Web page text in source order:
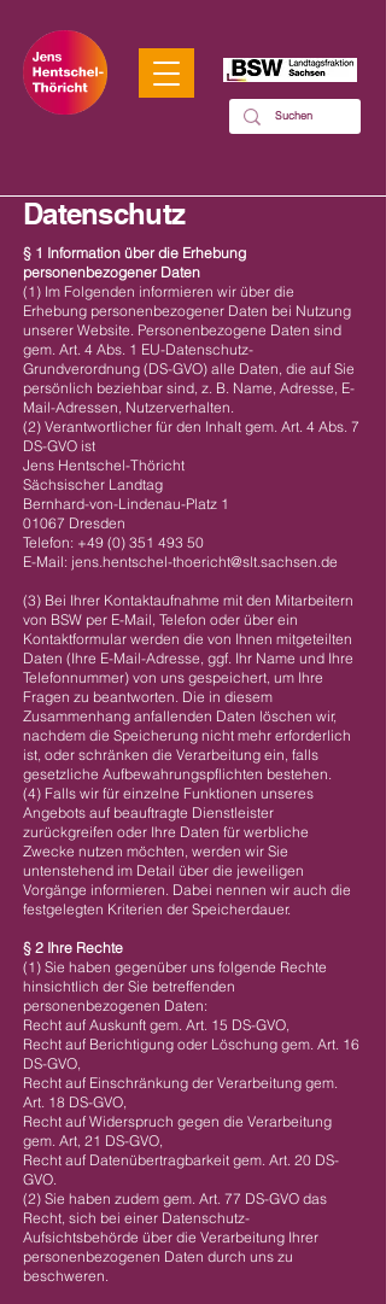
Datenschutz
§ 1 Information über die Erhebung
personenbezogener Daten
(1) Im Folgenden informieren wir über die
Erhebung personenbezogener Daten bei Nutzung
unserer Website. Personenbezogene Daten sind
gem. Art. 4 Abs. 1 EU-Datenschutz-
Grundverordnung (DS-GVO) alle Daten, die auf Sie
persönlich beziehbar sind, z. B. Name, Adresse, E-
Mail-Adressen, Nutzerverhalten.
(2) Verantwortlicher für den Inhalt gem. Art. 4 Abs. 7
DS-GVO ist
Jens Hentschel-Thöricht
Sächsischer Landtag
Bernhard-von-Lindenau-Platz 1
01067 Dresden
Telefon: +49 (0) 351 493 50
E-Mail: jens.hentschel-thoericht@slt.sachsen.de
(3) Bei Ihrer Kontaktaufnahme mit den Mitarbeitern
von BSW per E-Mail, Telefon oder über ein
Kontaktformular werden die von Ihnen mitgeteilten
Daten (Ihre E-Mail-Adresse, ggf. Ihr Name und Ihre
Telefonnummer) von uns gespeichert, um Ihre
Fragen zu beantworten. Die in diesem
Zusammenhang anfallenden Daten löschen wir,
nachdem die Speicherung nicht mehr erforderlich
ist, oder schränken die Verarbeitung ein, falls
gesetzliche Aufbewahrungspflichten bestehen.
(4) Falls wir für einzelne Funktionen unseres
Angebots auf beauftragte Dienstleister
zurückgreifen oder Ihre Daten für werbliche
Zwecke nutzen möchten, werden wir Sie
untenstehend im Detail über die jeweiligen
Vorgänge informieren. Dabei nennen wir auch die
festgelegten Kriterien der Speicherdauer.
§ 2 Ihre Rechte
(1) Sie haben gegenüber uns folgende Rechte
hinsichtlich der Sie betreffenden
personenbezogenen Daten:
Recht auf Auskunft gem. Art. 15 DS-GVO,
Recht auf Berichtigung oder Löschung gem. Art. 16
DS-GVO,
Recht auf Einschränkung der Verarbeitung gem.
Art. 18 DS-GVO,
Recht auf Widerspruch gegen die Verarbeitung
gem. Art, 21 DS-GVO,
Recht auf Datenübertragbarkeit gem. Art. 20 DS-
GVO.
(2) Sie haben zudem gem. Art. 77 DS-GVO das
Recht, sich bei einer Datenschutz-
Aufsichtsbehörde über die Verarbeitung Ihrer
personenbezogenen Daten durch uns zu
beschweren.